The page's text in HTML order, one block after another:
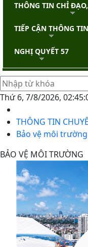
THÔNG TIN CHỈ
TIẾP CẬN THÔNG TIN
NGHỊ QUYẾT 57
Thứ 6, 7/8/2026,
THÔNG TIN
Bảo vệ môi trường
BẢO VỆ MÔI TRƯỜNG